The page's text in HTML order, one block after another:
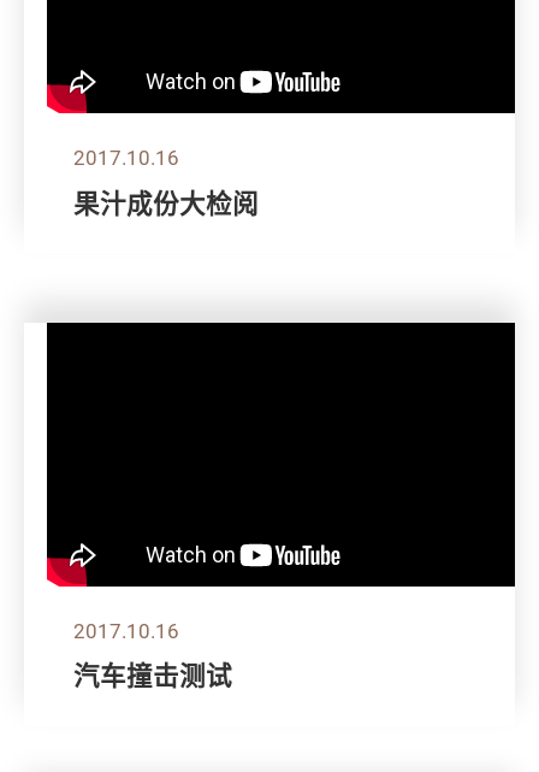
2017.10.16
果汁成份大检阅
2017.10.16
汽车撞击测试